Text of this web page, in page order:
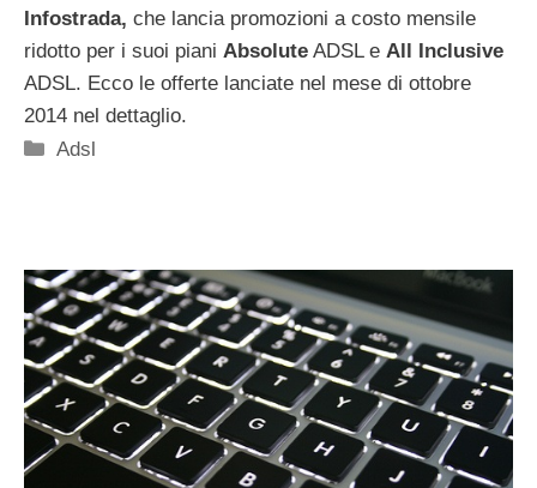
Infostrada, che lancia promozioni a costo mensile
ridotto per i suoi piani Absolute ADSL e All Inclusive
ADSL. Ecco le offerte lanciate nel mese di ottobre
2014 nel dettaglio.
Categorie
Adsl